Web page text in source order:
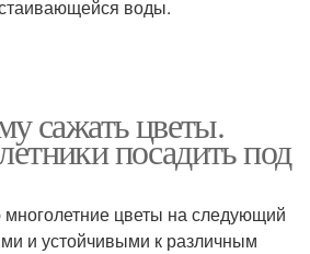
воды.
сажать цветы.
посадить под
цветы на следующий
и устойчивыми к различным